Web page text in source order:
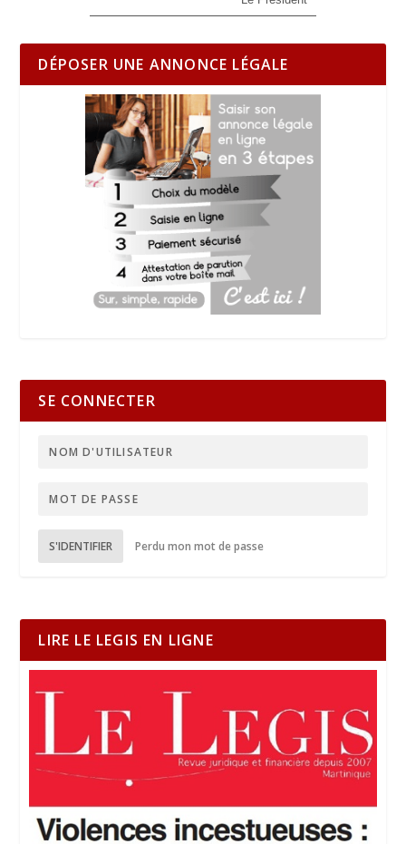
DÉPOSER UNE ANNONCE LÉGALE
SE CONNECTER
S'IDENTIFIER Perdu mon mot de passe
LIRE LE LEGIS EN LIGNE